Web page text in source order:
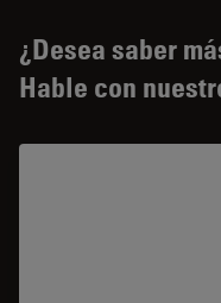
¿Desea saber
Hable con